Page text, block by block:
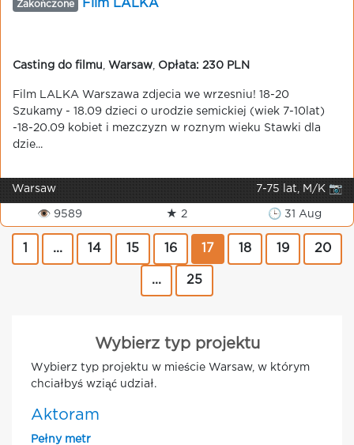
Zakończone Film LALKA
Casting do filmu Warsaw Opłata: 230 PLN
Film LALKA Warszawa zdjecia we wrzesniu! 18-20
Szukamy - 18.09 dzieci o urodzie semickiej (wiek 7-10lat)
-18-20.09 kobiet i mezczyzn w roznym wieku Stawki dla
dzie...
Warsaw 7-75 lat, M/K 📷
👁 9589 ★ 2 🕒 31 Aug
... 14 15 16 17 18 19 20
... 25
Wybierz typ projektu
Wybierz typ projektu w mieście Warsaw, w którym
chciałbyś wziąć udział.
Aktoram
Pełny metr